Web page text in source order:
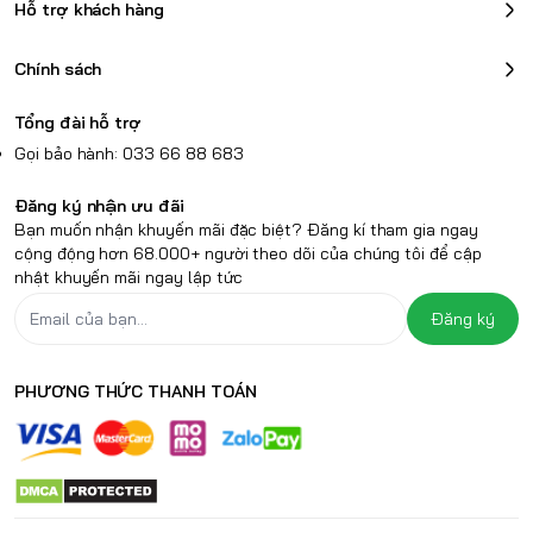
Bản lề cải tiến
Dù có cấu hình mạnh mẽ,
vẫn có trọng lượng vừa phải, giúp duy trì tính di
không gây bất tiện.
Xem review laptop MSI GL63 8RC giá rẻ
Màn hình của
nổi bật với
nghiệm hình ảnh mượt mà và sắc nét, lý tưởng cho
các trò chơi đòi hỏi phản hồi nhanh và độ chính xác
cao.
Hỗ trợ khách hàng
Chính sách
Tổng đài hỗ trợ
Gọi bảo hành: 033 66 88 683
Đăng ký nhận ưu đãi
Bạn muốn nhận khuyến mãi đặc biệt? Đăng kí tham gia ngay
cộng động hơn 68.000+ người theo dõi của chúng tôi để cập
nhật khuyến mãi ngay lập tức
Đăng ký
PHƯƠNG THỨC THANH TOÁN